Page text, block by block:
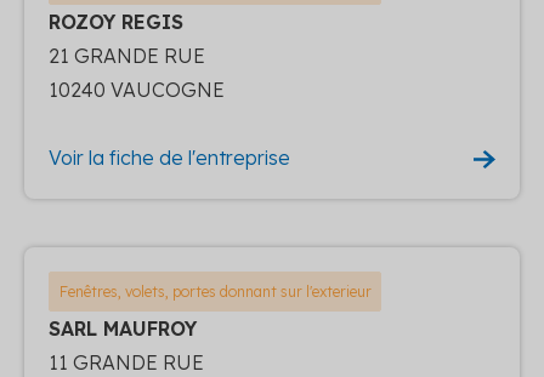
ROZOY REGIS
21 GRANDE RUE
10240 VAUCOGNE
Voir la fiche de l'entreprise
Fenêtres, volets, portes donnant sur l'exterieur
SARL MAUFROY
11 GRANDE RUE